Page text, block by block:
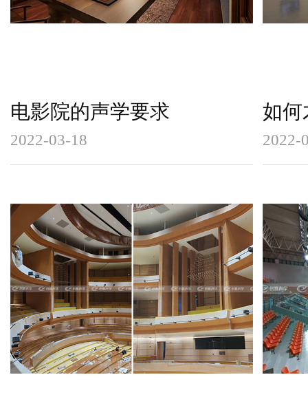
电影院的声学要求
2022-03-18
如何
2022-